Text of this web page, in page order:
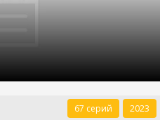
67 серий 2023